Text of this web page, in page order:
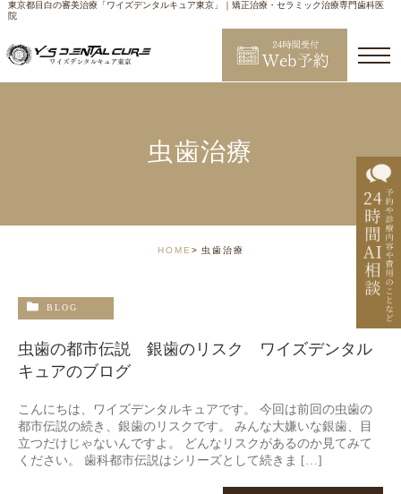
東京都目白の審美治療「ワイズデンタルキュア東京」｜矯正治療・セラミック治療専門歯科医
院
虫歯治療
HOME 虫歯治療
BLOG
虫歯の都市伝説 銀歯のリスク ワイズデンタル
キュアのブログ
こんにちは、ワイズデンタルキュアです。 今回は前回の虫歯の
都市伝説の続き、銀歯のリスクです。 みんな大嫌いな銀歯、目
立つだけじゃないんですよ。 どんなリスクがあるのか見てみて
ください。 歯科都市伝説はシリーズとして続きま […]